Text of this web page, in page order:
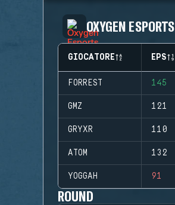
OXYGEN ESPORTS
GIOCATORE EPS
FORREST 145
GMZ 121
GRYXR 110
ATOM 132
YOGGAH 91
ROUND